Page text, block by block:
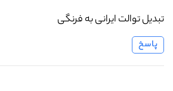
تبدیل توالت ایرانی به فرنگی
پاسخ